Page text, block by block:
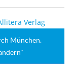
Verlag
München.